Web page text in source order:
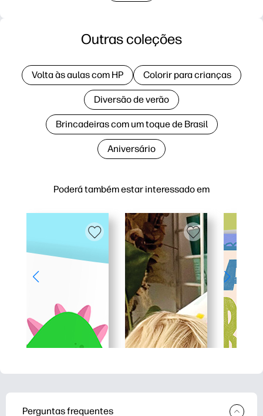
Poderá também estar interessado em
Outras coleções
Volta às aulas com HP Colorir para crianças
Diversão de verão
Brincadeiras com um toque de Brasil
Aniversário
Perguntas frequentes